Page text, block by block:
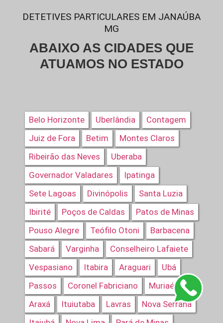
DETETIVES PARTICULARES EM JANAÚBA
MG
ABAIXO AS CIDADES QUE
ATUAMOS NO ESTADO
Belo Horizonte Uberlândia
Contagem
Juiz de Fora
Betim
Montes Claros
Ribeirão das Neves
Uberaba
Governador Valadares
Ipatinga
Sete Lagoas
Divinópolis
Santa Luzia
Ibirité
Poços de Caldas
Patos de Minas
Pouso Alegre
Teófilo Otoni
Barbacena
Sabará
Varginha
Conselheiro Lafaiete
Vespasiano
Itabira Araguari
Ubá
Passos
Coronel Fabriciano
Muriaé
Araxá
Ituiutaba Lavras
Nova Serrana